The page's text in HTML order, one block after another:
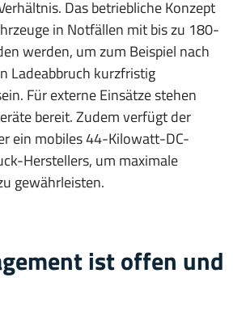
Das betriebliche Konzept
in Notfällen mit bis zu 180-
werden, um zum Beispiel nach
Ladeabbruch kurzfristig
Für externe Einsätze stehen
bereit. Zudem verfügt der
ein mobiles 44-Kilowatt-DC-
Herstellers, um maximale
gewährleisten.
ist offen und